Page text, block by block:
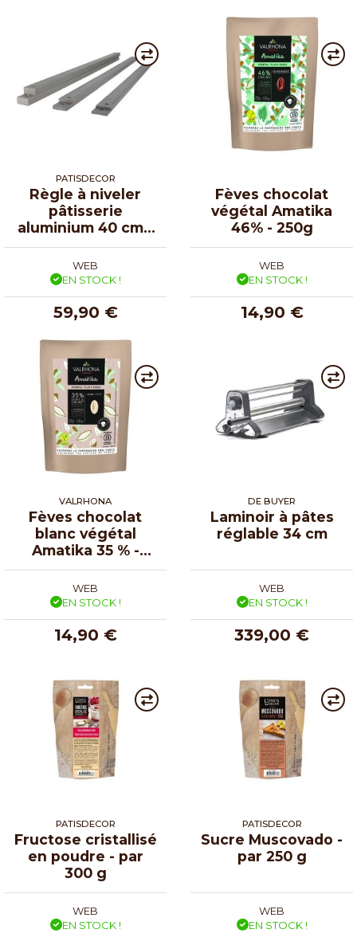
PATISDECOR
Règle à niveler
pâtisserie
aluminium 40 cm -
par 6
WEB
EN STOCK !
59,90 €
Fèves chocolat
végétal Amatika
46% - 250g
WEB
EN STOCK !
14,90 €
VALRHONA
Fèves chocolat
blanc végétal
Amatika 35 % -
250g
WEB
EN STOCK !
14,90 €
DE BUYER
Laminoir à pâtes
réglable 34 cm
WEB
EN STOCK !
339,00 €
PATISDECOR
Fructose cristallisé
en poudre - par
300 g
WEB
EN STOCK !
PATISDECOR
Sucre Muscovado -
par 250 g
WEB
EN STOCK !